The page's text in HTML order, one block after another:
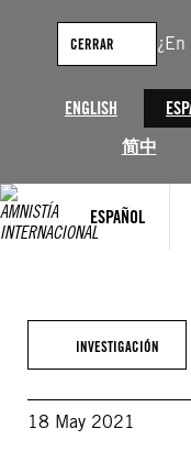
ENGLISH
简中
CERRAR
ESPAÑOL
contenido
INVESTIGACIÓN
18 May 2021